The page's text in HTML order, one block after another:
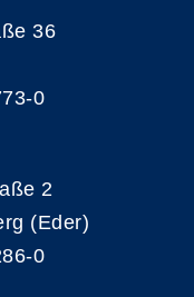
36
0
2
(Eder)
0